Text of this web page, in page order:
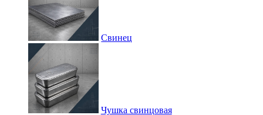
Свинец
Чушка свинцовая